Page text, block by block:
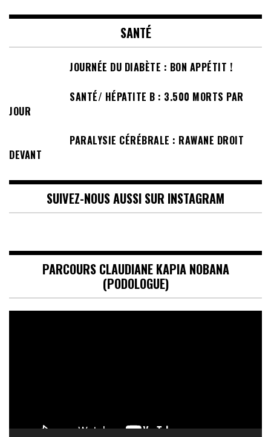
SANTÉ
JOURNÉE DU DIABÈTE : BON APPÉTIT !
SANTÉ/ HÉPATITE B : 3.500 MORTS PAR
JOUR
PARALYSIE CÉRÉBRALE : RAWANE DROIT
DEVANT
SUIVEZ-NOUS AUSSI SUR INSTAGRAM
PARCOURS CLAUDIANE KAPIA NOBANA
(PODOLOGUE)